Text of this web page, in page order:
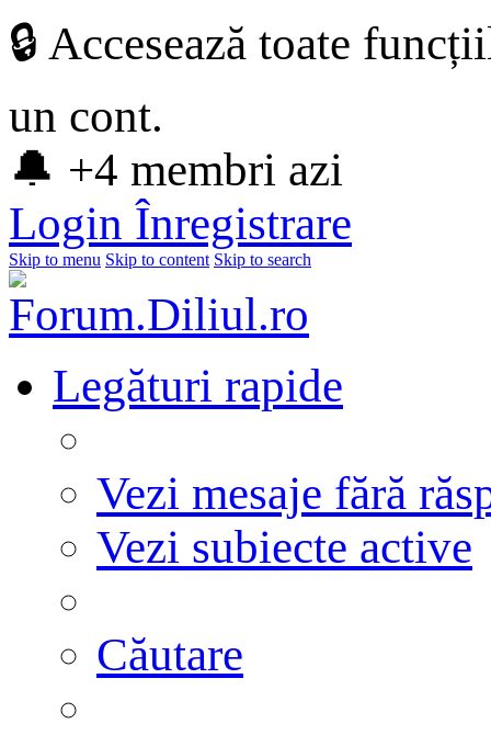
🔒 Accesează toate
un cont.
🔔 +4 membri azi
Login Înregistrare
Skip to menu Skip to content Skip to search
Legături rapide
Vezi mesaje fără
Vezi subiecte active
Căutare